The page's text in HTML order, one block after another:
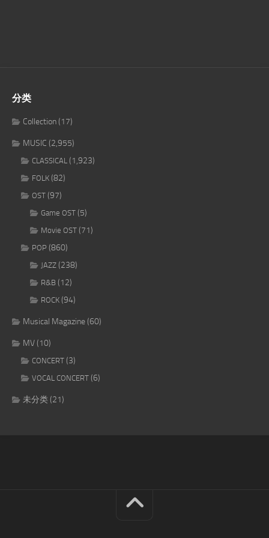
分类
Collection(17)
MUSIC (2,955)
CLASSICAL (1,923)
FOLK (82)
OST (97)
Game OST (5)
Movie OST (71)
POP (860)
JAZZ (238)
R&B (12)
ROCK (94)
Musical Magazine(60)
MV(10)
CONCERT (3)
VOCAL CONCERT (6)
未分类(21)